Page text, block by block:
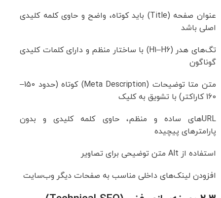
عنوان صفحه (Title) باید کوتاه، واضح و حاوی کلمه کلیدی
اصلی باشد
تگ‌های هدر (H1–H6) با ساختار منظم و دارای کلمات کلیدی
گوناگون
متن متا توضیحات (Meta Description) کوتاه (حدود 150–
160 کاراکتر) با تشویق به کلیک
URL‌های ساده و منظم، حاوی کلمه کلیدی و بدون
پارامترهای پیچیده
استفاده از Alt متن توضیحی برای تصاویر
افزودن لینک‌های داخلی مناسب به صفحات دیگر وب‌سایت